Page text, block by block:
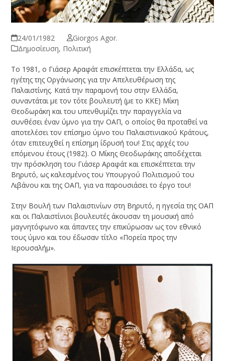
24/01/1982
Giorgos Agor.
Δημοσίευση, Πολιτική
Το 1981, ο Γιάσερ Αραφάτ επισκέπτεται την Ελλάδα, ως
ηγέτης της Οργάνωσης για την Απελευθέρωση της
Παλαιστίνης. Κατά την παραμονή του στην Ελλάδα,
συναντάται με τον τότε βουλευτή (με το ΚΚΕ) Μίκη
Θεοδωράκη και του υπενθυμίζει την παραγγελία να
συνθέσει έναν ύμνο για την ΟΑΠ, ο οποίος θα προταθεί να
αποτελέσει τον επίσημο ύμνο του Παλαιστινιακού Κράτους,
όταν επιτευχθεί η επίσημη ίδρυσή του! Στις αρχές του
επόμενου έτους (1982). O Μίκης Θεοδωράκης αποδέχεται
την πρόσκληση του Γιάσερ Αραφάτ και επισκέπτεται την
Βηρυτό, ως καλεσμένος του Υπουργού Πολιτισμού του
Λιβάνου και της ΟΑΠ, για να παρουσιάσει το έργο του!
Στην Βουλή των Παλαιστινίων στη Βηρυτό, η ηγεσία της ΟΑΠ
και οι Παλαιστίνιοι βουλευτές άκουσαν τη μουσική από
μαγνητόφωνο και άπαντες την επικύρωσαν ως τον εθνικό
τους ύμνο και του έδωσαν τίτλο «Πορεία προς την
Ιερουσαλήμ».